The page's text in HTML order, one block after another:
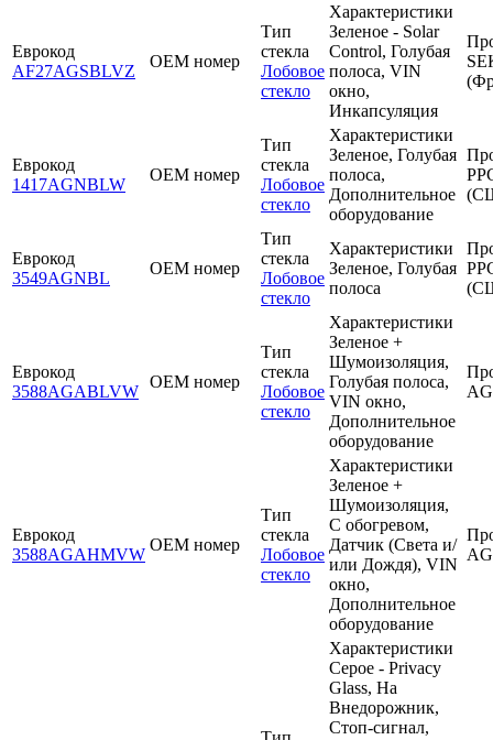
Еврокод
AF27AGSBLVZ
OEM номер
Тип
стекла
Лобовое
стекло
Характеристики
Зеленое - Solar
Control, Голубая
полоса, VIN
окно,
Инкапсуляция
Еврокод
1417AGNBLW
OEM номер
Тип
стекла
Лобовое
стекло
Характеристики
Зеленое, Голубая
полоса,
Дополнительное
оборудование
Еврокод
3549AGNBL
OEM номер
Тип
стекла
Лобовое
стекло
Характеристики
Зеленое, Голубая
полоса
Еврокод
3588AGABLVW
OEM номер
Тип
стекла
Лобовое
стекло
Характеристики
Зеленое +
Шумоизоляция,
Голубая полоса,
VIN окно,
Дополнительное
оборудование
Еврокод
3588AGAHMVW
OEM номер
Тип
стекла
Лобовое
стекло
Характеристики
Зеленое +
Шумоизоляция,
С обогревом,
Датчик (Света и/
или Дождя), VIN
окно,
Дополнительное
оборудование
Характеристики
Серое - Privacy
Glass, На
Внедорожник,
Стоп-сигнал,